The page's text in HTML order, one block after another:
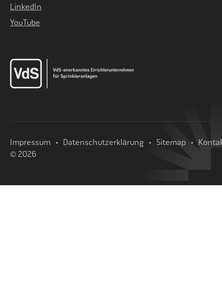
LinkedIn
YouTube
Impressum Datenschutzerklärung Sitemap
© 2026